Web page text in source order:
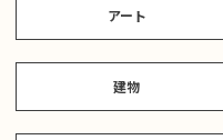
アート
建物